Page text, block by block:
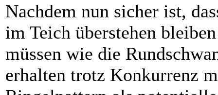
Nachdem nun sicher ist,
im Teich überstehen
müssen wie die
erhalten trotz Konkurrenz